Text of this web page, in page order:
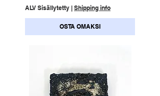
ALV Sisällytetty | Shipping info
OSTA OMAKSI